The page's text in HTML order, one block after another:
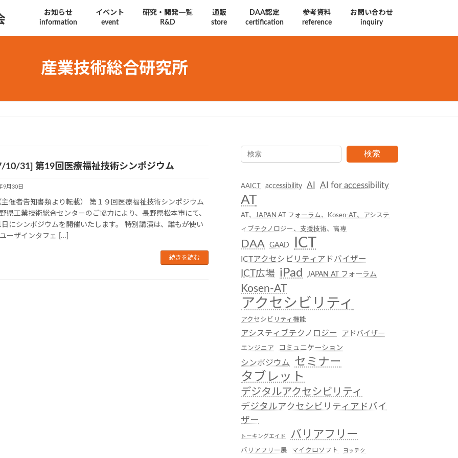
お知らせ
information
イベント
event
研究・開発一覧
R&D
通販
store
DAA認定
certification
参考資料
reference
お問い合わせ
inquiry
産業技術総合研究所
10/31] 第19回医療福祉技術シンポジウム
9月30日
催者告知書類より転載） 第１９回医療福祉技術シンポジウム
県工業技術総合センターのご協力により、長野県松本市にて、
にシンポジウムを開催いたします。 特別講演は、誰もが使い
ーザインタフェ […]
続きを読む
検索
AAICT accessibility AI AI for accessibility
AT
AT、JAPAN AT フォーラム、Kosen-AT、アシステ
ィブテクノロジー、支援技術、高専
DAA GAAD ICT
ICTアクセシビリティアドバイザー
ICT広場 iPad JAPAN AT フォーラム
Kosen-AT
アクセシビリティ
アクセシビリティ機能
アシスティブテクノロジー アドバイザー
エンジニア コミュニケーション
シンポジウム セミナー
タブレット
デジタルアクセシビリティ
デジタルアクセシビリティアドバイ
ザー
トーキングエイド バリアフリー
バリアフリー展 マイクロソフト ヨッテク